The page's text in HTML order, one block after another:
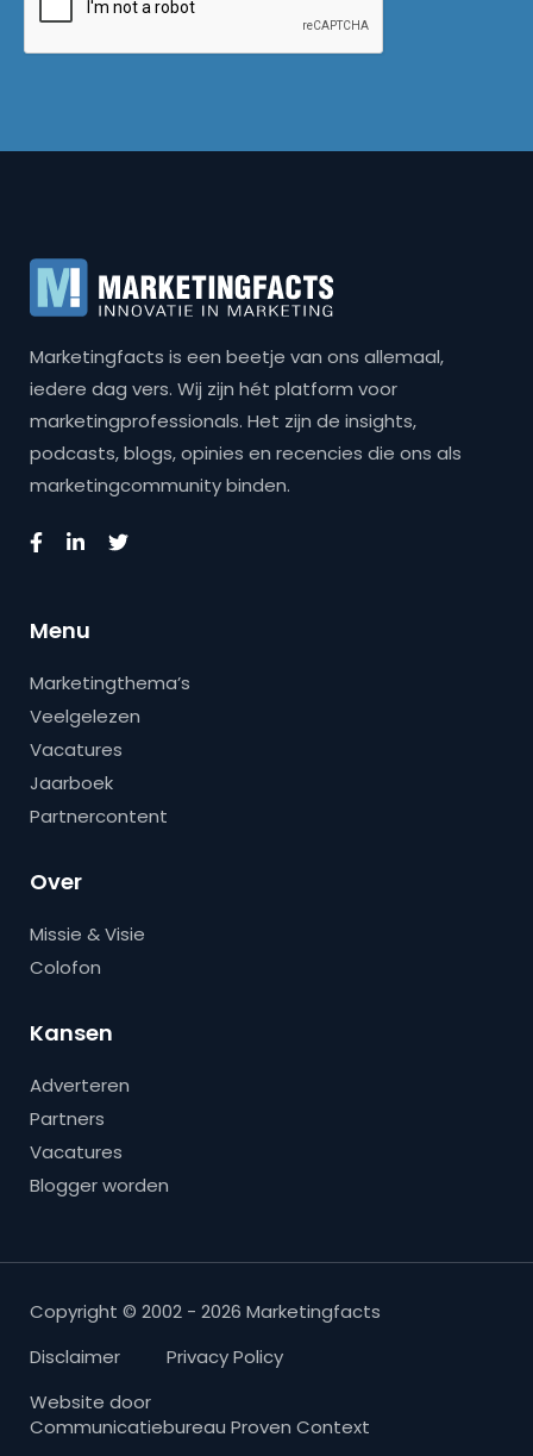
Marketingfacts is een beetje van ons allemaal,
iedere dag vers. Wij zijn hét platform voor
marketingprofessionals. Het zijn de insights,
podcasts, blogs, opinies en recencies die ons als
marketingcommunity binden.
Menu
Marketingthema’s
Veelgelezen
Vacatures
Jaarboek
Partnercontent
Over
Missie & Visie
Colofon
Kansen
Adverteren
Partners
Vacatures
Blogger worden
Copyright © 2002 - 2026 Marketingfacts
Disclaimer
Privacy Policy
Website door
Communicatiebureau Proven Context